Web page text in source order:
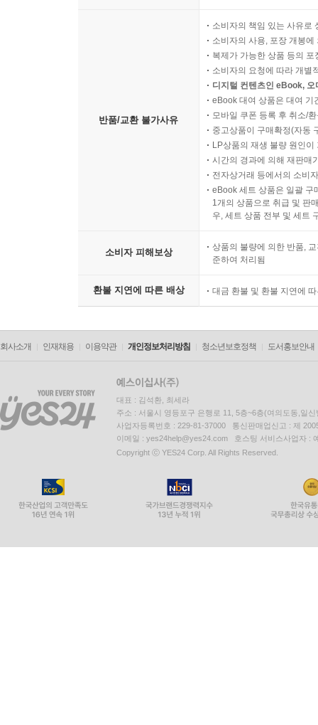
반품/교환 불가사유
소비자의 책임 있는 사유로
소비자의 사용, 포장 개봉
복제가 가능한 상품 등의
소비자의 요청에 따라 개별
디지털 컨텐츠인 eBook,
eBook 대여 상품은 대여 기
모바일 쿠폰 등록 후 취소/
중고상품이 구매확정(자동
LP상품의 재생 불량 원인
시간의 경과에 의해 재판매
전자상거래 등에서의 소비
eBook 세트 상품은 일괄 구
1개의 상품으로 취급 및 판
우, 세트 상품 전부 및 세트
소비자 피해보상
상품의 불량에 의한 반품,
준하여 처리됨
환불 지연에 따른 배상 대금 환불 및 환불 지연에
회사소개 인재채용 이용약관 개인정보처리방침 청소년보호정책 도서홍보안내
대표 : 김석환, 최세라
주소 : 서울시 영등포구 은행로 11, 5층~6층(여의도동,일신
사업자등록번호 : 229-81-37000 통신판매업신고 : 제
이메일 : yes24help@yes24.com 호스팅 서비스사업자 :
Copyright ⓒ YES24 Corp. All Rights Reserved.